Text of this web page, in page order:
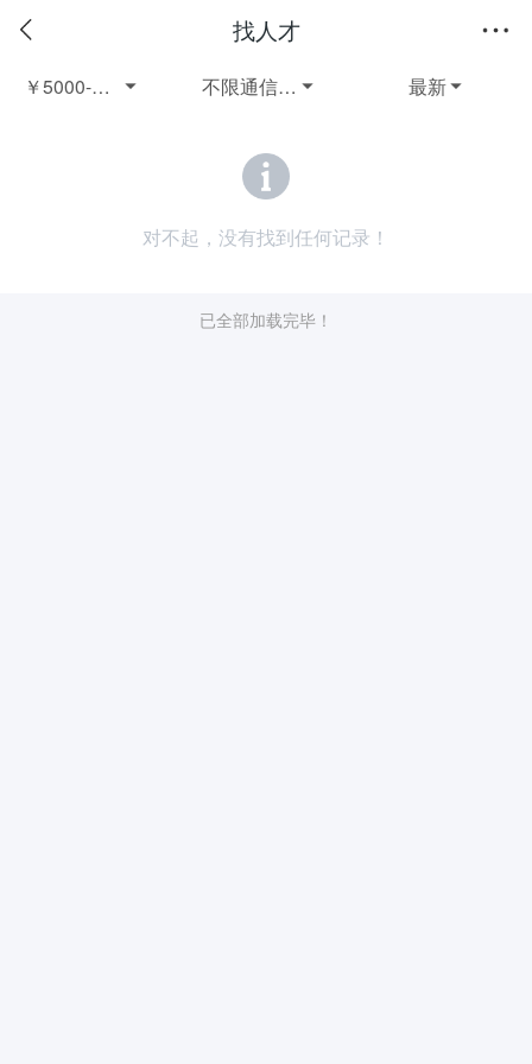
找人才

￥5000-60005年以上全职 
不限通信/网络 
最新
对不起，没有找到任何记录！
已全部加载完毕！